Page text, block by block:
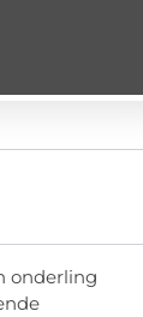
onderling